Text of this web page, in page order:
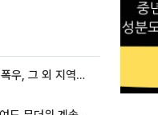
동해안은 시간당 80㎜ 폭우, 그 외 지역은 폭염…‘극과 극 날씨’